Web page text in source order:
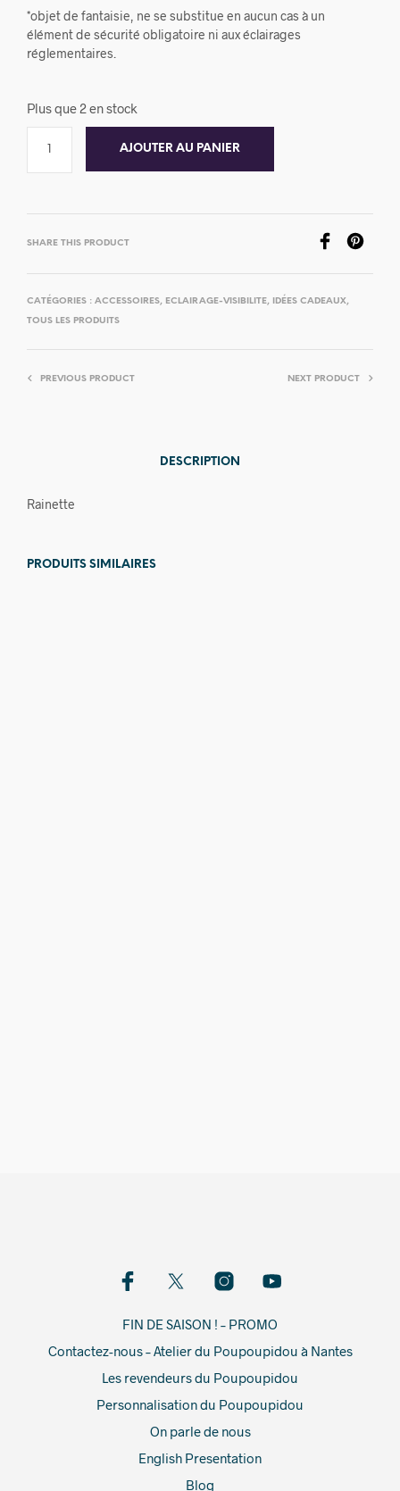
*objet de fantaisie, ne se substitue en aucun cas à un
élément de sécurité obligatoire ni aux éclairages
réglementaires.
Plus que 2 en stock
AJOUTER AU PANIER
SHARE THIS PRODUCT
CATÉGORIES : ACCESSOIRES, ECLAIRAGE-VISIBILITE, IDÉES CADEAUX,
TOUS LES PRODUITS
PREVIOUS PRODUCT NEXT PRODUCT
DESCRIPTION
Rainette
PRODUITS SIMILAIRES
FIN DE SAISON ! – PROMO
Contactez-nous – Atelier du Poupoupidou à Nantes
Les revendeurs du Poupoupidou
Personnalisation du Poupoupidou
On parle de nous
English Presentation
Blog